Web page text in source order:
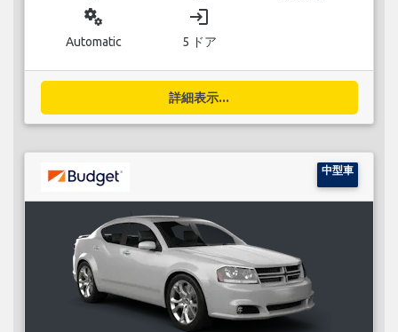
miscellaneous_services
Automatic
login
5 ドア
詳細表示...
中型車